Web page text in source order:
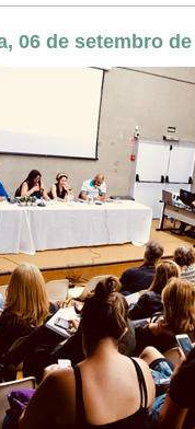
06 de setembro de